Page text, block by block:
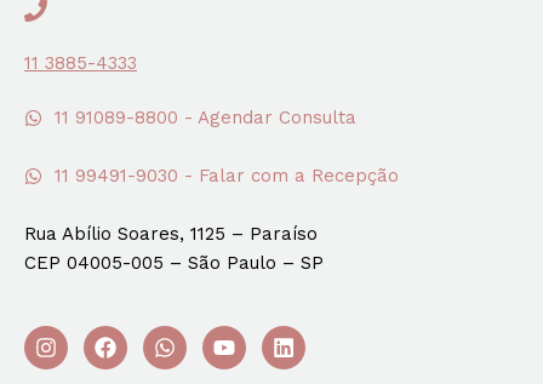
11 3885-4333
11 91089-8800 - Agendar Consulta
11 99491-9030 - Falar com a Recepção
Rua Abílio Soares, 1125 – Paraíso
CEP 04005-005 – São Paulo – SP